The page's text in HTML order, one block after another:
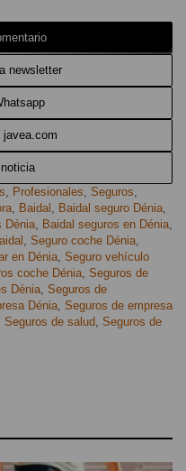
newsletter
javea.com
, Profesionales, Seguros,
, Baidal , Baidal seguro Dénia,
Dénia, Baidal seguros en Dénia,
, Seguro coche Dénia,
en Dénia, Seguro vehículo
coche Dénia, Seguros de
Dénia, Seguros de
Dénia, Seguros de empresa
Seguros de salud, Seguros de